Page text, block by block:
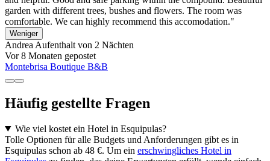
garden with different trees, bushes and flowers. The room was
comfortable. We can highly recommend this accomodation."
Weniger
Andrea Aufenthalt von 2 Nächten
Vor 8 Monaten gepostet
Montebrisa Boutique B&B
Häufig gestellte Fragen
Wie viel kostet ein Hotel in Esquipulas?
Tolle Optionen für alle Budgets und Anforderungen gibt es in
Esquipulas schon ab 48 €. Um ein erschwingliches Hotel in